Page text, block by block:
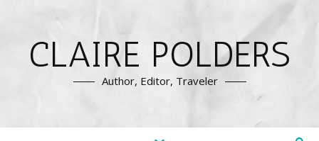
CLAIRE POLDERS
Author, Editor, Traveler